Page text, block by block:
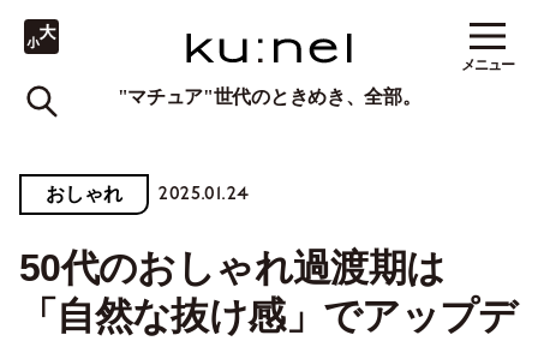
"マチュア"世代のときめき、全部。
メニュー
おしゃれ 2025.01.24
50代のおしゃれ過渡期は
「自然な抜け感」でアップデ